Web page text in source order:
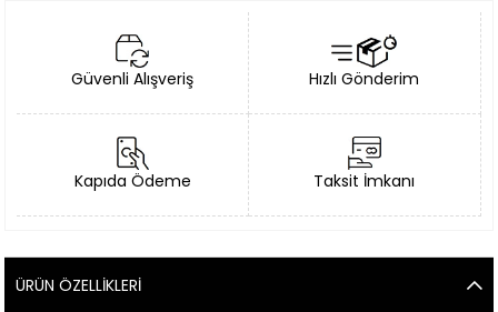
Güvenli Alışveriş Hızlı Gönderim
Kapıda Ödeme Taksit İmkanı
ÜRÜN ÖZELLIKLERI